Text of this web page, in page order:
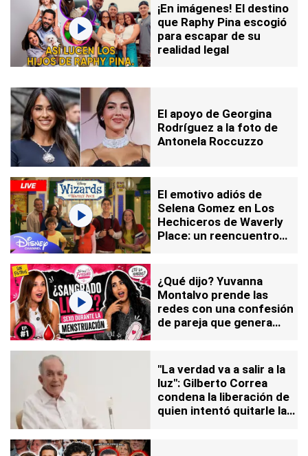
¡En imágenes! El destino
que Raphy Pina escogió
para escapar de su
realidad legal
El apoyo de Georgina
Rodríguez a la foto de
Antonela Roccuzzo
El emotivo adiós de
Selena Gomez en Los
Hechiceros de Waverly
Place: un reencuentro
¿Qué dijo? Yuvanna
Montalvo prende las
redes con una confesión
de pareja que genera
"La verdad va a salir a la
luz": Gilberto Correa
condena la liberación de
quien intentó quitarle la